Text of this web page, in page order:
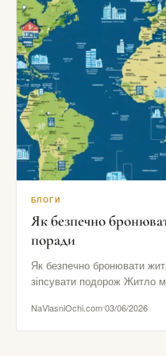
БЛОГИ
Як безпечно
поради
Як безпечно бронювати
зіпсувати подорож Житло
NaVlasniOchi.com03/06/2026